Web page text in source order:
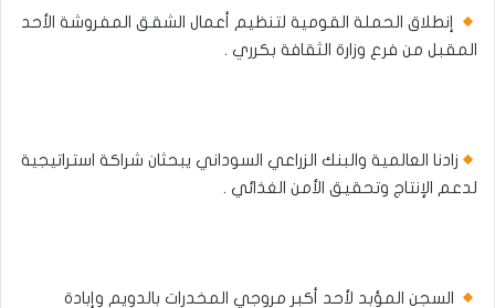
إنطلاق الحملة القومية لتنظيم أعمال الشقق المفروشة الأحد
المقبل من فرع وزارة الثقافة بكرري .
زادنا العالمية والبنك الزراعي السوداني يبحثان شراكة استراتيجية
لدعم الإنتاج وتحقيق الأمن الغذائي .
السجن المؤبد لأحد أكبر مروجي المخدرات بالدويم وإبادة